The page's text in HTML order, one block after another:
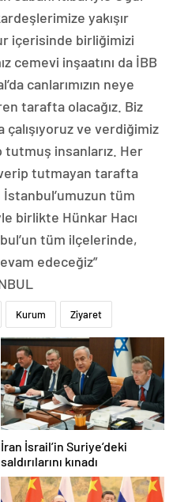
yakışır
içerisinde birliğimizi
cemevi inşaatını da İBB
canlarımızın neye
tarafta olacağız. Biz
ve verdiğimiz
insanlarız. Her
tutmayan tarafta
İstanbul’umuzun tüm
birlikte Hünkar Hacı
tüm ilçelerinde,
edeceğiz”
Kurum Ziyaret
İran İsrail’in Suriye’deki
saldırılarını kınadı